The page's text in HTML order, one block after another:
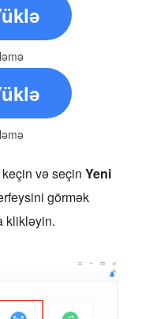
və seçin Yeni
görmək
klikləyin.